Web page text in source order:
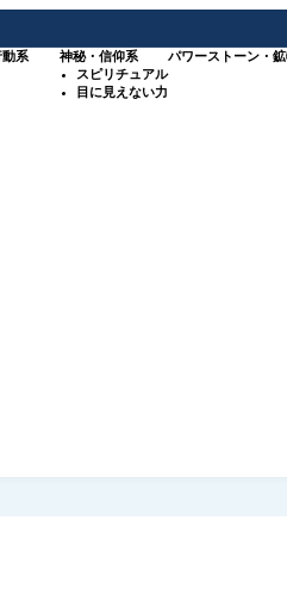
動系
神秘・信仰系
スピリチュアル
目に見えない力
パワーストーン・